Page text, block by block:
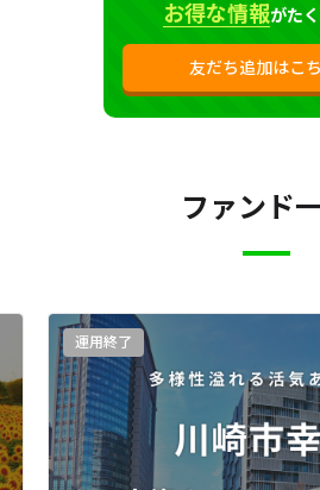
お得な情報がた
友だち追加はこ
ファンド
運用終了